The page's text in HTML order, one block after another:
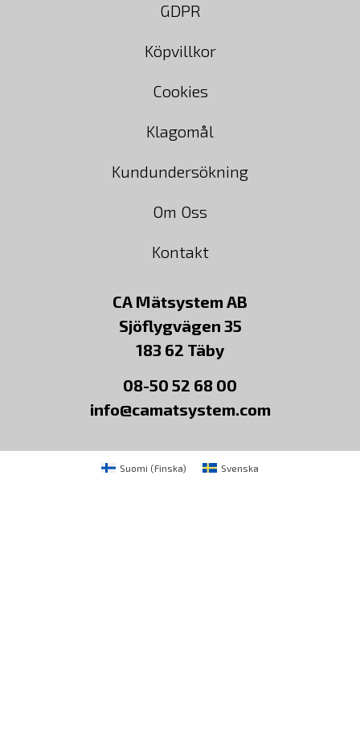
GDPR
Köpvillkor
Cookies
Klagomål
Kundundersökning
Om Oss
Kontakt
CA Mätsystem AB
Sjöflygvägen 35
183 62 Täby
08-50 52 68 00
info@camatsystem.com
Suomi (Finska) Svenska